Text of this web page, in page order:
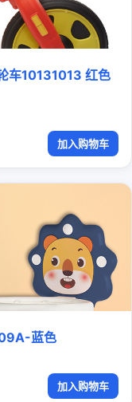
车10131013 红色
加入购物车
蓝色
加入购物车